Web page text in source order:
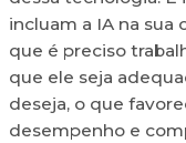
incluam a IA na
que é preciso
que ele seja
deseja, o que
desempenho e